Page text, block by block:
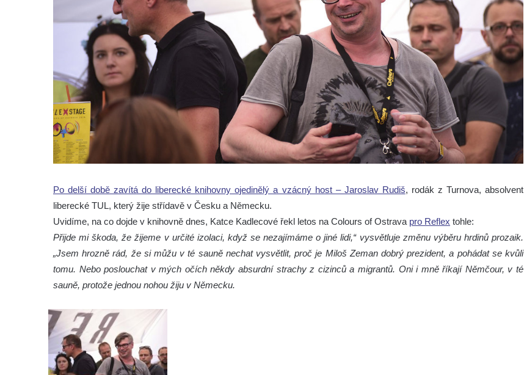
Po delší době zavítá do liberecké knihovny ojedinělý a vzácný host – Jaroslav Rudiš, rodák z Turnova, absolvent
liberecké TUL, který žije střídavě v Česku a Německu.
Uvidíme, na co dojde v knihovně dnes, Katce Kadlecové řekl letos na Colours of Ostrava pro Reflex tohle:
Přijde mi škoda, že žijeme v určité izolaci, když se nezajímáme o jiné lidi,“ vysvětluje změnu výběru hrdinů prozaik.
„Jsem hrozně rád, že si můžu v té sauně nechat vysvětlit, proč je Miloš Zeman dobrý prezident, a pohádat se kvůli
tomu. Nebo poslouchat v mých očích někdy absurdní strachy z cizinců a migrantů. Oni i mně říkají Němčour, v té
sauně, protože jednou nohou žiju v Německu.